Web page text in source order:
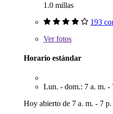
1.0 millas
193
Verfotos
Horario estándar
Lun. - dom.: 7 a. m. -
Hoy abierto de 7 a. m. - 7 p.